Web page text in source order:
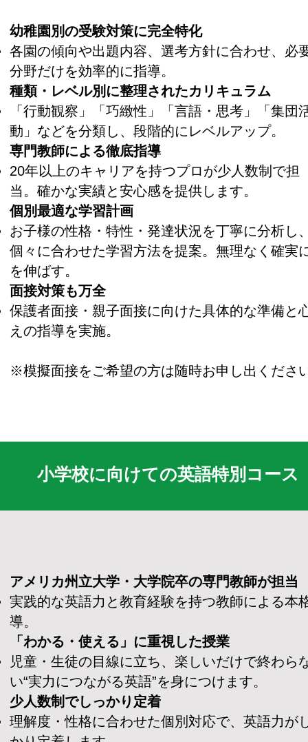
幼稚園別の受験対策に完全特化
各園の傾向や出題内容、選考方針に合わせ、必
分野だけを効率的に指導。
種類・レベル別に整理されたカリキュラム
「行動観察」「巧緻性」「言語・思考」「集団
動」などを分類し、段階的にレベルアップ。
専門教師による徹底指導
20年以上のキャリアを持つプロが少人数制で担
当。確かな実績と安心感を提供します。
​個別最適な学習計画
お子様の性格・特性・発達状況を丁寧に分析し
個々に合わせた学習方法を提案。無理なく確実
を伸ばす。
​面接対策も万全
保護者面接・親子面接に向けた具体的な準備と
えの指導を実施。
※模擬面接をご希望の方は随時お申し出くださ
アメリカ州立大学・大学院卒の専門教師が担当
実践的な英語力と教育経験を持つ教師による本
導。
「わかる・使える」に重視した授業
児童・生徒の目線に立ち、楽しいだけで終わら
い“実力につながる英語”を身につけます。
少人数制でしっかり定着
理解度・性格に合わせた個別対応で、英語力が
小学校に向けての英語特別コース